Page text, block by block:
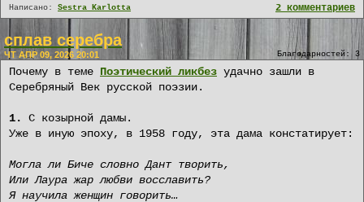
2 комментариев
Написано: Sestra Karlotta
сплав серебра
Благодарностей: 3
ЧТ АПР 09, 2026 20:01
Почему в теме Поэтический ликбез удачно зашли в
Серебряный Век русской поэзии.
1.
С козырной дамы.
Уже в иную эпоху, в 1958 году, эта дама констатирует:
Могла ли Биче словно Дант творить,
Или Лаура жар любви восславить?
Я научила женщин говорить…